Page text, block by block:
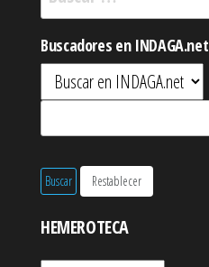
Buscadores en INDAGA.net
HEMEROTECA